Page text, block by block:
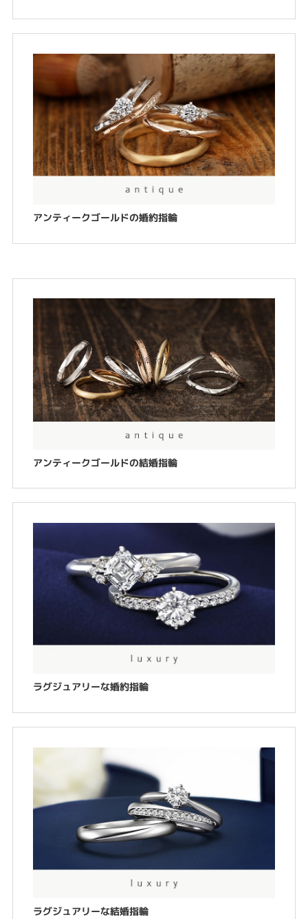
アンティークゴールドの婚約指輪
アンティークゴールドの結婚指輪
ラグジュアリーな婚約指輪
ラグジュアリーな結婚指輪